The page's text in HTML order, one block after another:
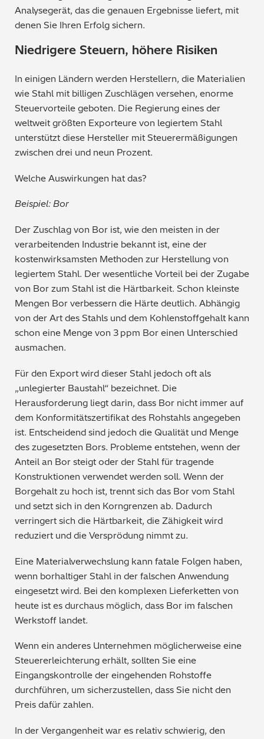
Elektronik
Bergbau / Mineralien
Petrochemie / Kraftstoffe
Regulatorische Anforderungen
Lebensmittel
Archäometrie
Automobilindustrie
Analysegerät, das die genauen Ergebnisse liefert, mit
denen Sie Ihren Erfolg sichern.
Niedrigere Steuern, höhere Risiken
In einigen Ländern werden Herstellern, die Materialien
wie Stahl mit billigen Zuschlägen versehen, enorme
Steuervorteile geboten. Die Regierung eines der
weltweit größten Exporteure von legiertem Stahl
unterstützt diese Hersteller mit Steuerermäßigungen
zwischen drei und neun Prozent.
Welche Auswirkungen hat das?
Beispiel: Bor
Der Zuschlag von Bor ist, wie den meisten in der
verarbeitenden Industrie bekannt ist, eine der
kostenwirksamsten Methoden zur Herstellung von
legiertem Stahl. Der wesentliche Vorteil bei der Zugabe
von Bor zum Stahl ist die Härtbarkeit. Schon kleinste
Mengen Bor verbessern die Härte deutlich. Abhängig
von der Art des Stahls und dem Kohlenstoffgehalt kann
schon eine Menge von 3 ppm Bor einen Unterschied
ausmachen.
Für den Export wird dieser Stahl jedoch oft als
„unlegierter Baustahl“ bezeichnet. Die
Herausforderung liegt darin, dass Bor nicht immer auf
dem Konformitätszertifikat des Rohstahls angegeben
ist. Entscheidend sind jedoch die Qualität und Menge
des zugesetzten Bors. Probleme entstehen, wenn der
Anteil an Bor steigt oder der Stahl für tragende
Konstruktionen verwendet werden soll. Wenn der
Borgehalt zu hoch ist, trennt sich das Bor vom Stahl
und setzt sich in den Korngrenzen ab. Dadurch
verringert sich die Härtbarkeit, die Zähigkeit wird
reduziert und die Versprödung nimmt zu.
Eine Materialverwechslung kann fatale Folgen haben,
wenn borhaltiger Stahl in der falschen Anwendung
eingesetzt wird. Bei den komplexen Lieferketten von
heute ist es durchaus möglich, dass Bor im falschen
Werkstoff landet.
Wenn ein anderes Unternehmen möglicherweise eine
Steuererleichterung erhält, sollten Sie eine
Eingangskontrolle der eingehenden Rohstoffe
durchführen, um sicherzustellen, dass Sie nicht den
Preis dafür zahlen.
In der Vergangenheit war es relativ schwierig, den